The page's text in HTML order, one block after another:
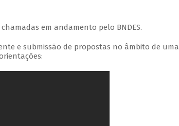
em andamento pelo BNDES.
e submissão de propostas no âmbito de uma